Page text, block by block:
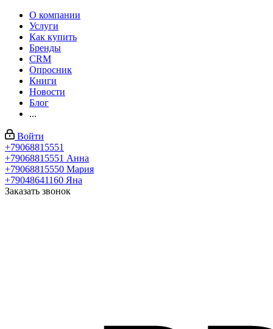
О компании
Услуги
Как купить
Бренды
CRM
Опросник
Книги
Новости
Блог
...
Войти
+79068815551
+79068815551 Анна
+79068815550 Мария
+79048641160 Яна
Заказать звонок